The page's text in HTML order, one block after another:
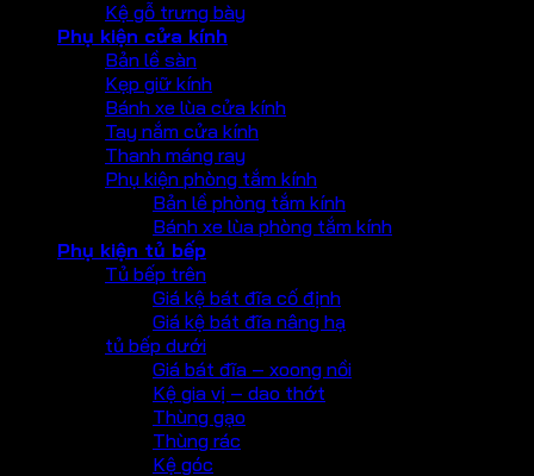
Kệ gỗ trưng bày
Phụ kiện cửa kính
Bản lề sàn
Kẹp giữ kính
Bánh xe lùa cửa kính
Tay nắm cửa kính
Thanh máng ray
Phụ kiện phòng tắm kính
Bản lề phòng tắm kính
Bánh xe lùa phòng tắm kính
Phụ kiện tủ bếp
Tủ bếp trên
Giá kệ bát đĩa cố định
Giá kệ bát đĩa nâng hạ
tủ bếp dưới
Giá bát đĩa – xoong nồi
Kệ gia vị – dao thớt
Thùng gạo
Thùng rác
Kệ góc